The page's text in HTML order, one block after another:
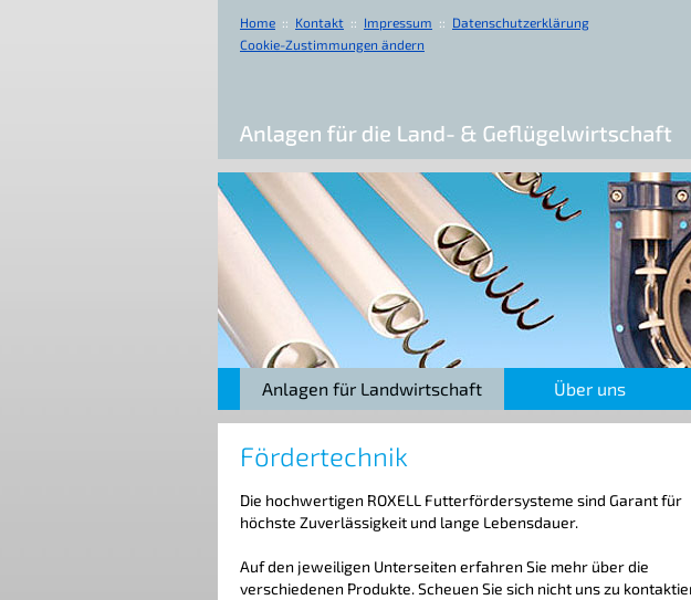
Anlagen für Landwirtschaft Über uns
Home :: Kontakt :: Impressum :: Datenschutzerklärung
Cookie-Zustimmungen ändern
Fördertechnik
Die hochwertigen ROXELL Futterfördersysteme sind Garant für
höchste Zuverlässigkeit und lange Lebensdauer.
Auf den jeweiligen Unterseiten erfahren Sie mehr über die
verschiedenen Produkte. Scheuen Sie sich nicht uns zu